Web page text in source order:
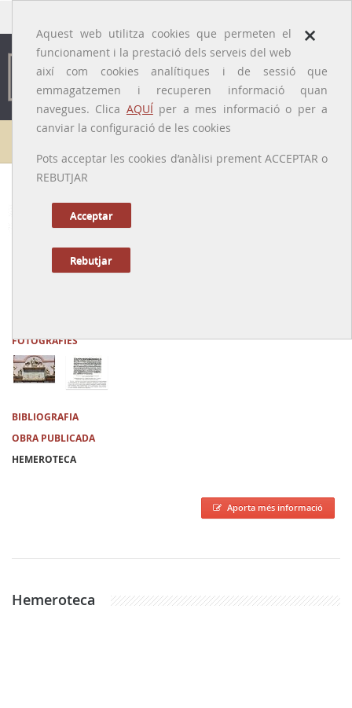
×
Aquest web utilitza cookies que permeten el
funcionament i la prestació dels serveis del web
així com cookies analítiques i de sessió que
emmagatzemen i recuperen informació quan
navegues. Clica AQUÍper a mes informació o per a
canviar la configuració de les cookies
Pots acceptar les cookies d’anàlisi prement ACCEPTAR o
REBUTJAR
Acceptar
Rebutjar
Galeria de metges
FOTOGRAFIES
BIBLIOGRAFIA
OBRA PUBLICADA
HEMEROTECA
Aporta més informació
Hemeroteca